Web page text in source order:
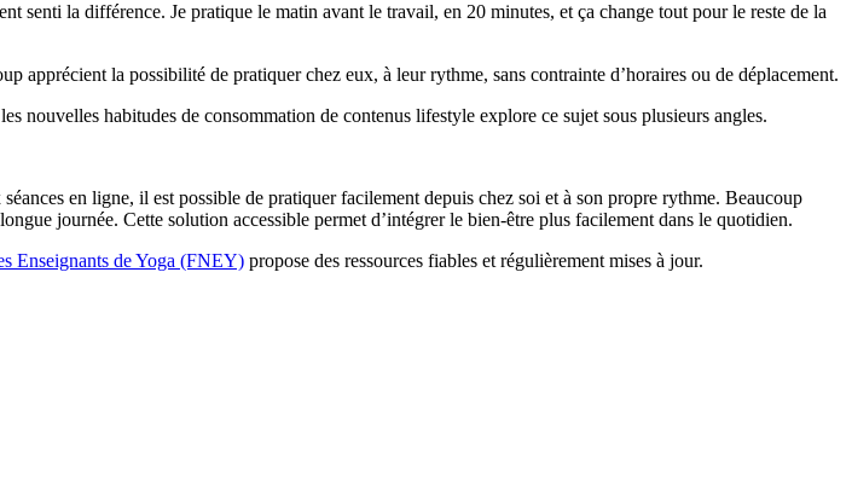
senti la différence. Je pratique le matin avant le travail, en 20 minutes, et ça change tout pour le reste de la
apprécient la possibilité de pratiquer chez eux, à leur rythme, sans contrainte d’horaires ou de déplacement.
nouvelles habitudes de consommation de contenus lifestyle explore ce sujet sous plusieurs angles.
en ligne, il est possible de pratiquer facilement depuis chez soi et à son propre rythme. Beaucoup
journée. Cette solution accessible permet d’intégrer le bien-être plus facilement dans le quotidien.
Enseignants de Yoga (FNEY) propose des ressources fiables et régulièrement mises à jour.